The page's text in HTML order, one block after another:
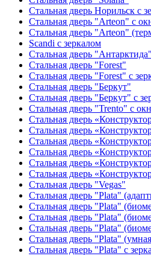
Стальная дверь Норильск с
Стальная дверь "Arteon" с
Стальная дверь "Arteon"
Scandi с зеркалом
Стальная дверь
Стальная дверь "Forest"
Стальная дверь "Forest" с
Стальная дверь "Беркут"
Стальная дверь "Беркут" с
Стальная дверь "Trento" с
Стальная дверь
Стальная дверь
Стальная дверь
Стальная дверь
Стальная дверь
Стальная дверь
Стальная дверь "Vegas"
Стальная дверь "Plata"
Стальная дверь "Plata"
Стальная дверь "Plata"
Стальная дверь "Plata"
Стальная дверь "Plata"
Стальная дверь "Plata" с